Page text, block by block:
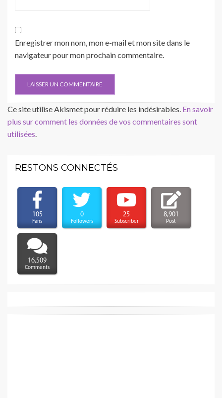
Enregistrer mon nom, mon e-mail et mon site dans le
navigateur pour mon prochain commentaire.
Ce site utilise Akismet pour réduire les indésirables. En savoir
plus sur comment les données de vos commentaires sont
utilisées.
RESTONS CONNECTÉS
105
Fans
0
Followers
25
Subscriber
8,901
Post
16,509
Comments